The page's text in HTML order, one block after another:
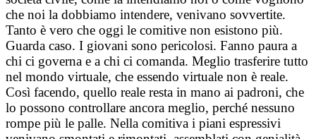
che noi la dobbiamo intendere, venivano sovvertite.
Tanto è vero che oggi le comitive non esistono più.
Guarda caso. I giovani sono pericolosi. Fanno paura a
chi ci governa e a chi ci comanda. Meglio trasferire tutto
nel mondo virtuale, che essendo virtuale non è reale.
Così facendo, quello reale resta in mano ai padroni, che
lo possono controllare ancora meglio, perché nessuno
rompe più le palle. Nella comitiva i piani espressivi